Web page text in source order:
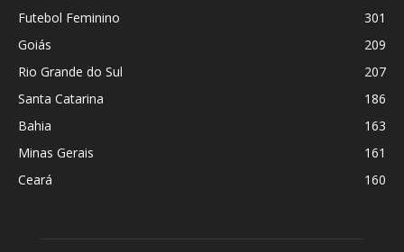
Futebol Feminino
301
Goiás
209
Rio Grande do Sul
207
Santa Catarina
186
Bahia
163
Minas Gerais
161
Ceará
160